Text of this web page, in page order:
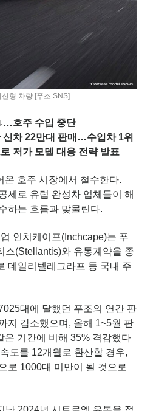
신형 차량 [푸조 SNS]
호주 수입 중단
신차 22만대 판매…수입차 1위
저가 모델 대응 전략 발표
온 호주 시장에서 철수한다.
세로 유럽 완성차 업체들이 해
하는 흐름과 맞물린다.
인치케이프(Inchcape)는 푸
스(Stellantis)와 유통계약을 종
데일리텔레그라프 등 국내 주
대에 달했던 푸조의 연간 판
지 감소했으며, 올해 1~5월 판
은 기간에 비해 35% 격감했다
도를 12개월로 환산할 경우,
로 1000대 미만이 될 것으로